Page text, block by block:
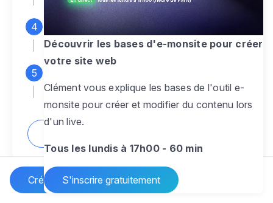
Créer un site Internet
Ajoutez des pagessans limite pour
présenter votre activité, votre passion
pour rendre votre site dynamique
Découvrir les bases d'e-monsite pour créer
votre site web
Clément vous explique les bases de l'outil e-
monsite pour créer et modifier du contenu lors
d'un live.
Tous les lundis à 17h00 - 60 min
S'inscrire gratuitement